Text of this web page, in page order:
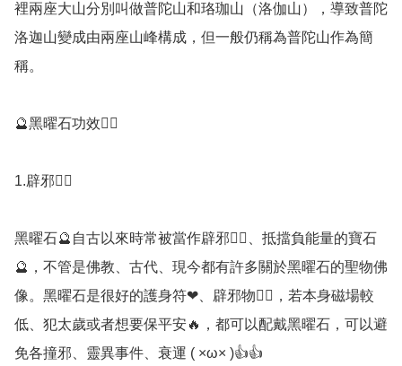
裡兩座大山分別叫做普陀山和珞珈山（洛伽山），導致普陀
洛迦山變成由兩座山峰構成，但一般仍稱為普陀山作為簡
稱。
🔮黑曜石功效💁‍♀️
1.辟邪🧟‍♂️
黑曜石🔮自古以來時常被當作辟邪🧟‍♂️、抵擋負能量的寶石
🔮，不管是佛教、古代、現今都有許多關於黑曜石的聖物佛
像。黑曜石是很好的護身符❤、辟邪物🧟‍♂️，若本身磁場較
低、犯太歲或者想要保平安🔥，都可以配戴黑曜石，可以避
免各撞邪、靈異事件、衰運 ( ×ω× )👍👍